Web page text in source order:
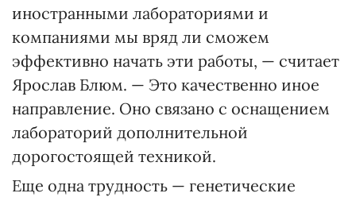
иностранными лабораториями и
компаниями мы вряд ли сможем
эффективно начать эти работы, — считает
Ярослав Блюм. — Это качественно иное
направление. Оно связано с оснащением
лабораторий дополнительной
дорогостоящей техникой.
Еще одна трудность — генетические